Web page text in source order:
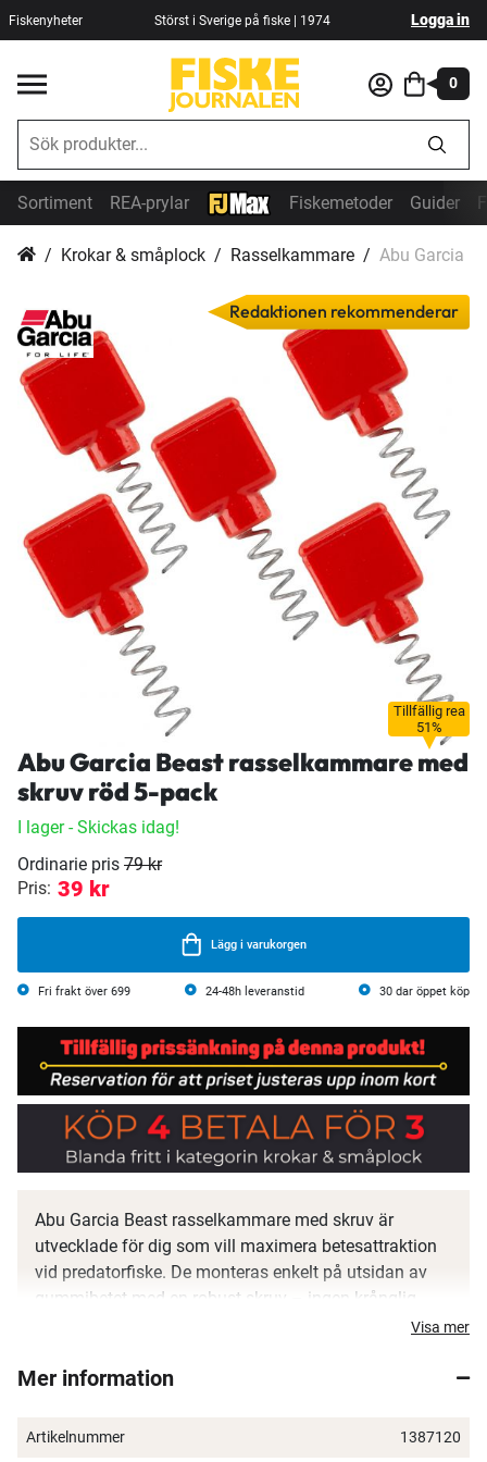
Fiskenyheter Störst i Sverige på fiske | 1974 Logga in
0
Sortiment REA-prylar Fiskemetoder Guider
Krokar & småplock Rasselkammare Abu Garcia
Tillfällig rea
51%
Redaktionen rekommenderar
Abu Garcia Beast rasselkammare med
skruv röd 5-pack
I lager- Skickas idag!
Ordinarie pris 79 kr
Pris: 39 kr
Lägg i varukorgen
Fri frakt över 699 24-48h leveranstid 30 dar öppet köp
Abu Garcia Beast rasselkammare med skruv är
utvecklade för dig som vill maximera betesattraktion
vid predatorfiske. De monteras enkelt på utsidan av
gummibetet med en robust skruv – ingen krånglig
vattnet. Materialet är särskilt valt för att ge ett
känslighet, vilket kan vara avgörande vid vakfiske.
Visa mer
Mer information
Artikelnummer 1387120